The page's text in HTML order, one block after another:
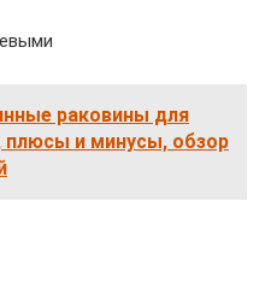
раковины для
и минусы, обзор